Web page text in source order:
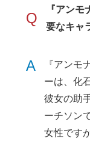
Q
『アン
要なキャ
A
『アンモ
ーは、化
彼女の助
ーチソン
女性です